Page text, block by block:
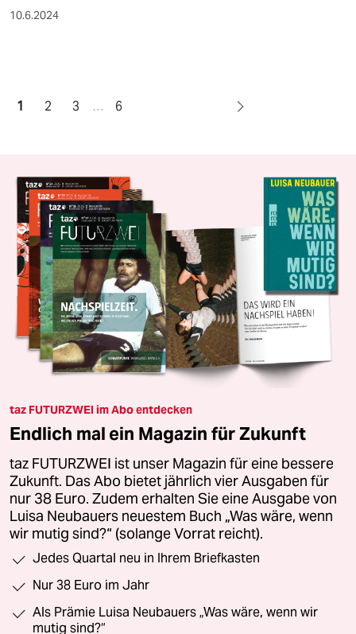
10.6.2024
1 2 3 … 6
taz FUTURZWEI im Abo entdecken
Endlich mal ein Magazin für Zukunft
taz FUTURZWEI ist unser Magazin für eine bessere
Zukunft. Das Abo bietet jährlich vier Ausgaben für
nur 38 Euro. Zudem erhalten Sie eine Ausgabe von
Luisa Neubauers neuestem Buch „Was wäre, wenn
wir mutig sind?“ (solange Vorrat reicht).
Jedes Quartal neu in Ihrem Briefkasten
Nur 38 Euro im Jahr
Als Prämie Luisa Neubauers „Was wäre, wenn wir
mutig sind?“